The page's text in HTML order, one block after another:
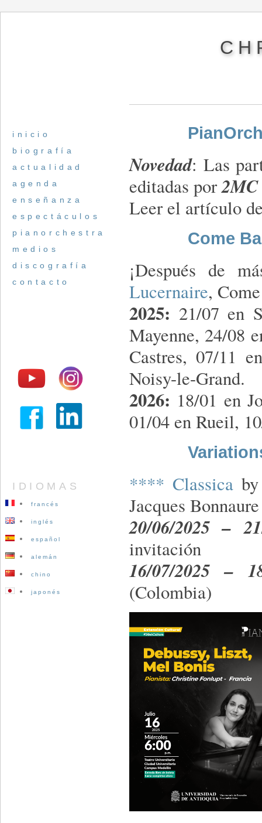
inicio
biografía
actualidad
agenda
enseñanza
espectáculos
pianorchestra
medios
discografía
contacto
IDIOMAS
francés
inglés
español
alemán
chino
japonés
Novedad: Las
editadas por
Leer el artículo
Come
¡Después de
Lucernaire,
2025: 21/07 en
Mayenne, 24/08
Castres, 07/11
Noisy-le-Grand.
2026: 18/01 en
01/04 en Rueil,
**** Classica
Jacques Bonnaure
20/06/2025 –
invitación
16/07/2025 –
(Colombia)